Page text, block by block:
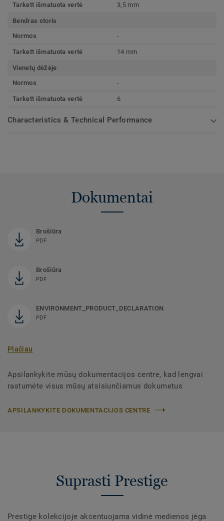
Tarkett išmatuota vertė 3,5 mm
Bendras storis
Normos
-
Tarkett išmatuota vertė 14 mm
Vienetų dėžėje
Normos
-
Tarkett išmatuota vertė 6
Characteristics & Technical Performance
Dokumentai
Brošiūra
PDF
Brošiūra
PDF
ENVIRONMENT_PRODUCT_DECLARATION
PDF
Plačiau
Apsilankykite mūsų dokumentacijos centre, kad lengvai
rastumėte visus mūsų atsisiunčiamus dokumetus
APSILANKYKITE DOKUMENTACIJOS CENTRE
Suprasti Prestige
Prestige kolekcijoje akcentuojama vidinė medienos jėga